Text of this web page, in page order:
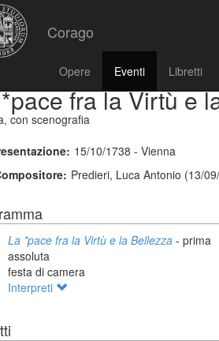
Corago
Opere Eventi Libretti
fra la Virtù e
con scenografia
15/10/1738 - Vienna
Predieri, Luca Antonio (13/
La *pace fra la Virtù e la Bellezza - prima
assoluta
festa di camera
Interpreti